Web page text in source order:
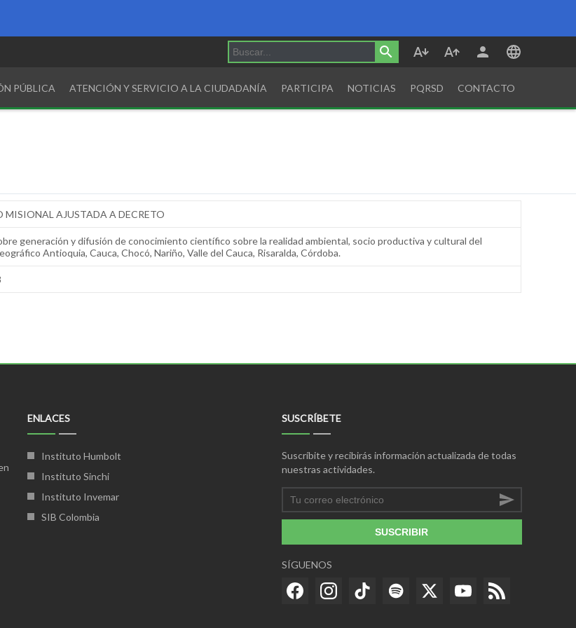
PÚBLICA ATENCIÓN Y SERVICIO A LA CIUDADANÍA PARTICIPA NOTICIAS PQRSD CONTACTO
MISIONAL AJUSTADA A DECRETO
generación y difusión de conocimiento científico sobre la realidad ambiental, socio productiva y cultural del
Antioquia, Cauca, Chocó, Nariño, Valle del Cauca, Risaralda, Córdoba.
ENLACES
Instituto Humbolt
Instituto Sinchi
Instituto Invemar
SIB Colombia
SUSCRÍBETE
Suscríbite y recibirás información actualizada de todas
nuestras actividades.
SUSCRIBIR
SÍGUENOS